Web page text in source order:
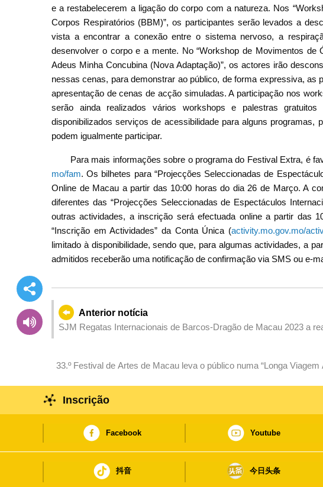
e a restabelecerem a ligação do corpo com a natureza. Nos
Corpos Respiratórios (BBM)”, os participantes serão levados a
vista a encontrar a conexão entre o sistema nervoso, a
desenvolver o corpo e a mente. No “Workshop de Movimentos de
Adeus Minha Concubina (Nova Adaptação)”, os actores irão
nessas cenas, para demonstrar ao público, de forma expressiva, as
apresentação de cenas de acção simuladas. A participação nos
serão ainda realizados vários workshops e palestras
disponibilizados serviços de acessibilidade para alguns programas,
podem igualmente participar.
Para mais informações sobre o programa do Festival Extra, é
mo/fam. Os bilhetes para “Projecções Seleccionadas de
Online de Macau a partir das 10:00 horas do dia 26 de Março. A
diferentes das “Projecções Seleccionadas de Espectáculos
outras actividades, a inscrição será efectuada online a partir das
“Inscrição em Actividades” da Conta Única (activity.mo.gov.mo/
limitado à disponibilidade, sendo que, para algumas actividades, a
admitidos receberão uma notificação de confirmação via SMS ou e-
Anterior notícia
SJM Regatas Internacionais de Barcos-Dragão de Macau 2023 a
33.º Festival de Artes de Macau leva o público numa “Longa
Inscrição
Facebook Youtube
抖音 今日头条